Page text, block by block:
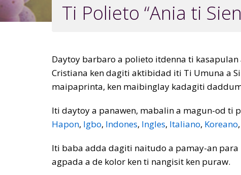
Ti Polieto “Ania ti
Daytoy barbaro a polieto itdenna ti
Cristiana ken dagiti aktibidad iti Ti Umuna a
maipaprinta, ken maibinglay kadagiti
Iti daytoy a panawen, mabalin a magun-od ti
Hapon, Igbo, Indones, Ingles, Italiano, Koreano,
Iti baba adda dagiti naitudo a pamay-an
agpada a de kolor ken ti nangisit ken puraw.